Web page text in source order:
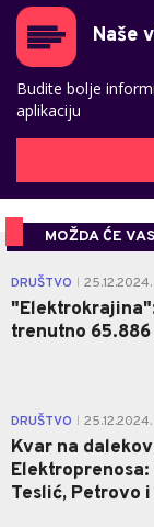
Naše
Budite bolje
aplikaciju
MOŽDA ĆE
DRUŠTVO 25.12.2024.
trenutno
DRUŠTVO 25.12.2024.
Kvar na
Teslić, Petrovo